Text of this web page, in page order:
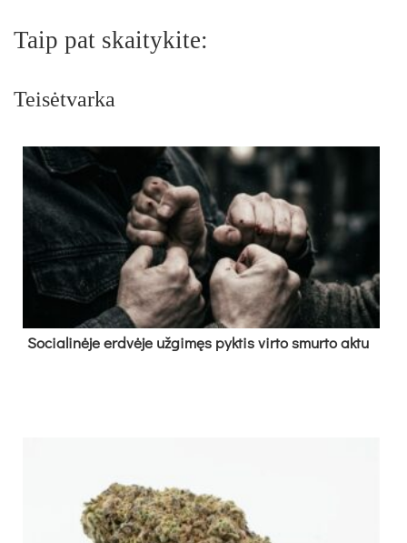
Taip pat skaitykite:
Teisėtvarka
So­cia­li­nė­je erd­vė­je už­gi­męs pyk­tis vir­to smur­to ak­tu